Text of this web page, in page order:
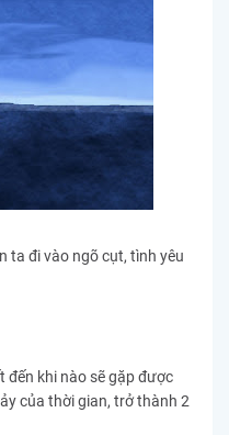
ta đi vào ngõ cụt, tình yêu
đến khi nào sẽ gặp được
của thời gian, trở thành 2